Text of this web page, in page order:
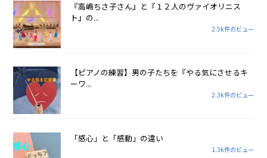
『高嶋ちさ子さん』と『１２人のヴァイオリニス
ト』の...
2.5k件のビュー
【ピアノの練習】男の子たちを『やる気にさせるキ
ーワ...
2.3k件のビュー
「感心」と「感動」の違い
1.3k件のビュー